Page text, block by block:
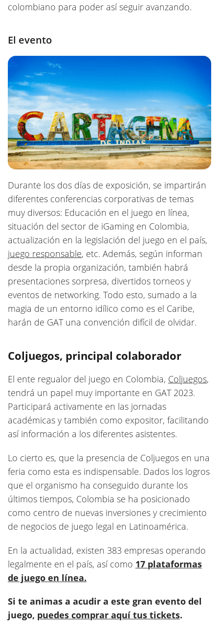
colombiano para poder así seguir avanzando.
El evento
Durante los dos días de exposición, se impartirán
diferentes conferencias corporativas de temas
muy diversos: Educación en el juego en línea,
situación del sector de iGaming en Colombia,
actualización en la legislación del juego en el país,
juego responsable, etc. Además, según informan
desde la propia organización, también habrá
presentaciones sorpresa, divertidos torneos y
eventos de networking. Todo esto, sumado a la
magia de un entorno idílico como es el Caribe,
harán de GAT una convención difícil de olvidar.
Coljuegos, principal colaborador
El ente regualor del juego en Colombia, Coljuegos,
tendrá un papel muy importante en GAT 2023.
Participará activamente en las jornadas
académicas y también como expositor, facilitando
así información a los diferentes asistentes.
Lo cierto es, que la presencia de Coljuegos en una
feria como esta es indispensable. Dados los logros
que el organismo ha conseguido durante los
últimos tiempos, Colombia se ha posicionado
como centro de nuevas inversiones y crecimiento
de negocios de juego legal en Latinoamérica.
En la actualidad, existen 383 empresas operando
legalmente en el país, así como 17 plataformas
de juego en línea.
Si te animas a acudir a este gran evento del
juego, puedes comprar aquí tus tickets.